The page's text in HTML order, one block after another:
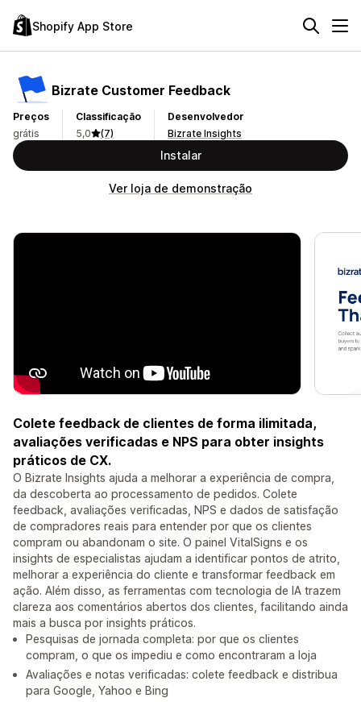
Shopify App Store
Bizrate Customer Feedback
Preços
grátis
Classificação
5,0
(7)
Desenvolvedor
Bizrate Insights
Instalar
Ver loja de demonstração
Colete feedback de clientes de forma ilimitada,
avaliações verificadas e NPS para obter insights
práticos de CX.
O Bizrate Insights ajuda a melhorar a experiência de compra,
da descoberta ao processamento de pedidos. Colete
feedback, avaliações verificadas, NPS e dados de satisfação
de compradores reais para entender por que os clientes
compram ou abandonam o site. O painel VitalSigns e os
insights de especialistas ajudam a identificar pontos de atrito,
melhorar a experiência do cliente e transformar feedback em
ação. Além disso, as ferramentas com tecnologia de IA trazem
clareza aos comentários abertos dos clientes, facilitando ainda
mais a busca por insights práticos.
Pesquisas de jornada completa: por que os clientes
compram, o que os impediu e como encontraram a loja
Avaliações e notas verificadas: colete feedback e distribua
para Google, Yahoo e Bing